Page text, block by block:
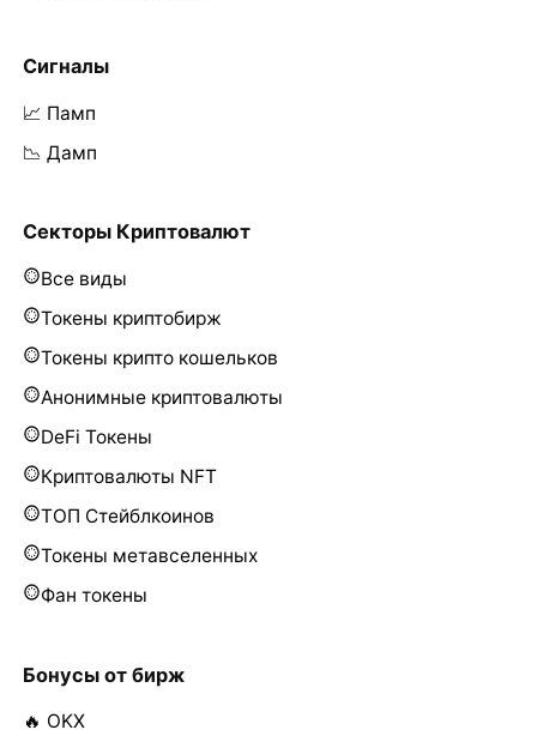
Сигналы
📈 Памп
📉 Дамп
Секторы Криптовалют
Все виды
Токены криптобирж
Токены крипто кошельков
Анонимные криптовалюты
DeFi Токены
Криптовалюты NFT
ТОП Стейблкоинов
Токены метавселенных
Фан токены
Бонусы от бирж
🔥 OKX